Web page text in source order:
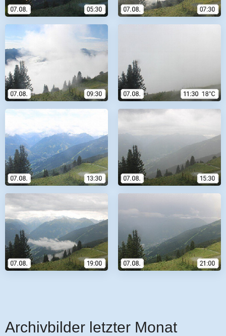
Archivbilder letzter Monat